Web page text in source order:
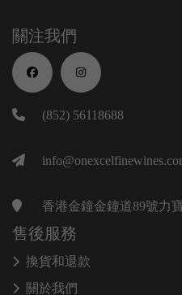
關注我們
(852) 56118688
香港金鐘金鐘道89號力
售後服務
換貨和退款
關於我們